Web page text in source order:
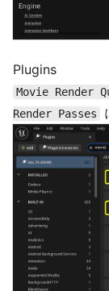
Plugins
Movie Render
Render Passes